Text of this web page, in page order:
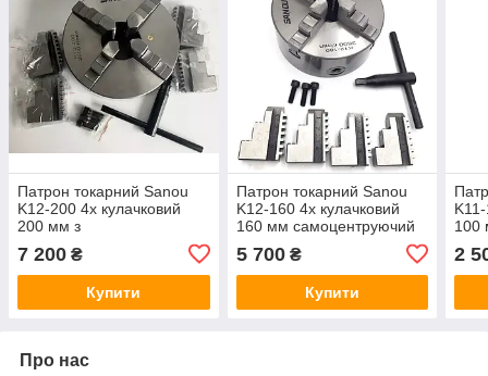
Патрон токарний Sanou
K12-200 4х кулачковий
200 мм з
кулачками під планшайбу
7 200 ₴
Купити
Патрон токарний Sanou
K12-160 4х кулачковий
160 мм самоцентруючий
5 700₴
Купити
100
2
Про нас